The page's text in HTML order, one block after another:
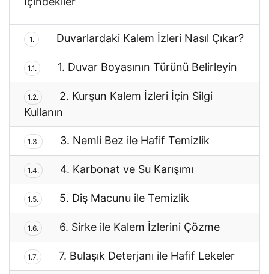
1. Duvarlardaki Kalem İzleri Nasıl Çıkar?
1.1. 1. Duvar Boyasının Türünü Belirleyin
1.2.
2. Kurşun Kalem İzleri İçin Silgi
Kullanın
1.3. 3. Nemli Bez ile Hafif Temizlik
1.4. 4. Karbonat ve Su Karışımı
1.5. 5. Diş Macunu ile Temizlik
1.6. 6. Sirke ile Kalem İzlerini Çözme
1.7. 7. Bulaşık Deterjanı ile Hafif Lekeler